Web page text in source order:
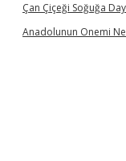
Çan Çiçeği Soğuğa
Anadolunun Onemi